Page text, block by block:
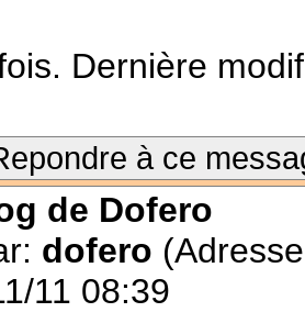
Dernière
à ce
de Dofero
dofero
11 08:39